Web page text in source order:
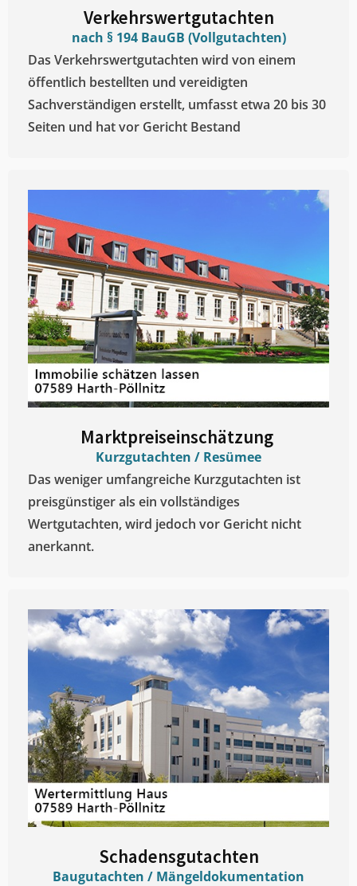
Verkehrswertgutachten
nach § 194 BauGB (Vollgutachten)
Das Verkehrswertgutachten wird von einem
öffentlich bestellten und vereidigten
Sachverständigen erstellt, umfasst etwa 20 bis 30
Seiten und hat vor Gericht Bestand
Marktpreiseinschätzung ​
Kurzgutachten / Resümee
Das weniger umfangreiche Kurzgutachten ist
preisgünstiger als ein vollständiges
Wertgutachten, wird jedoch vor Gericht nicht
anerkannt.
Schadensgutachten
Baugutachten / Mängeldokumentation